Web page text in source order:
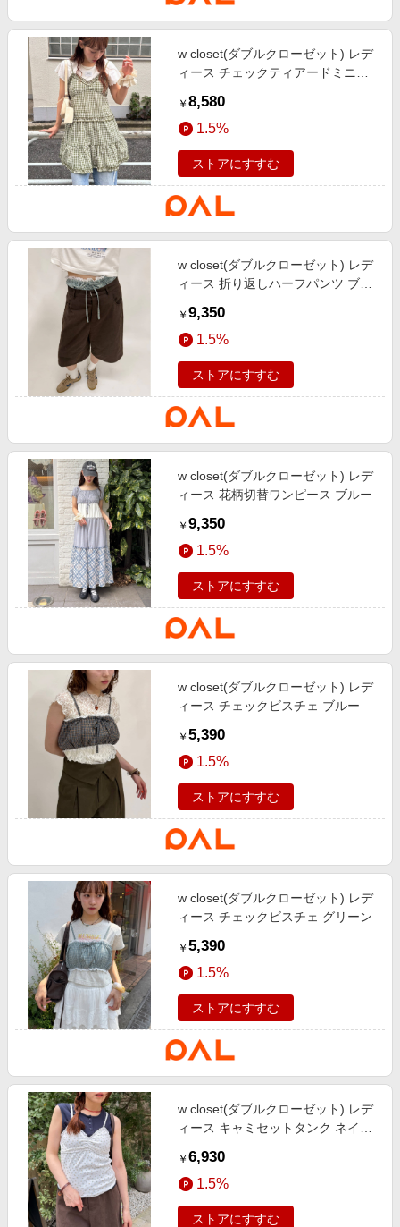
w closet(ダブルクローゼット) レデ
ィース チェックティアードミニキ
￥ 8,580
1.5%
ストアにすすむ
w closet(ダブルクローゼット) レデ
ィース 折り返しハーフパンツ ブラ
￥ 9,350
1.5%
ストアにすすむ
w closet(ダブルクローゼット) レデ
ィース 花柄切替ワンピース ブルー
￥ 9,350
1.5%
ストアにすすむ
w closet(ダブルクローゼット) レデ
ィース チェックビスチェ ブルー
￥ 5,390
1.5%
ストアにすすむ
w closet(ダブルクローゼット) レデ
ィース チェックビスチェ グリーン
￥ 5,390
1.5%
ストアにすすむ
w closet(ダブルクローゼット) レデ
ィース キャミセットタンク ネイビ
￥ 6,930
1.5%
ストアにすすむ